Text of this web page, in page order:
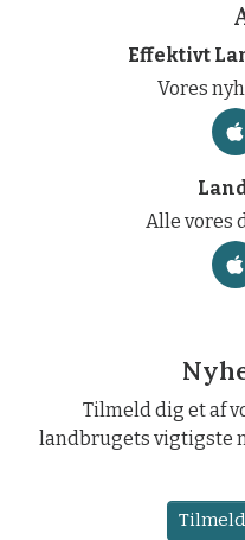
Effektivt
Vores
Alle vores
Tilmeld dig et af
landbrugets vigtigste